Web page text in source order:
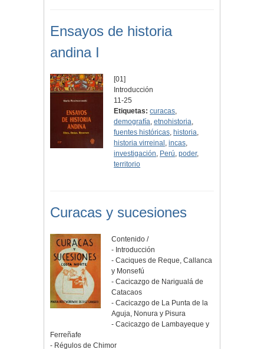
Ensayos de historia
andina I
[01]
Introducción
11-25
Etiquetas: curacas,
demografía,etnohistoria,
fuentes históricas, historia,
historia virreinal ,incas,
investigación, Perú,poder,
territorio
Curacas y sucesiones
Contenido /
- Introducción
- Caciques de Reque, Callanca
y Monsefú
- Cacicazgo de Narigualá de
Catacaos
- Cacicazgo de La Punta de la
Aguja, Nonura y Pisura
- Cacicazgo de Lambayeque y
Ferreñafe
- Régulos de Chimor